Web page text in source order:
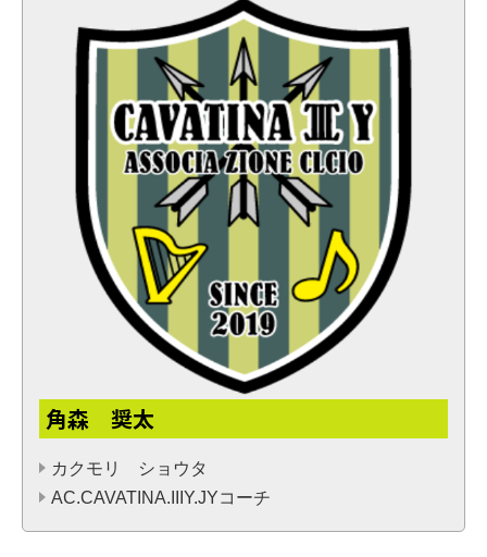
角森 奨太
カクモリ ショウタ
AC.CAVATINA.IIIY.JYコーチ